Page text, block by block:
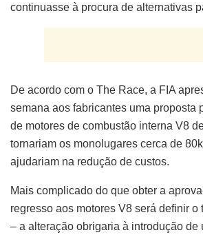
continuasse à procura de alternativas
De acordo com o The Race, a FIA
semana aos fabricantes uma proposta
de motores de combustão interna V8
tornariam os monolugares cerca de
ajudariam na redução de custos.
Mais complicado do que obter a
regresso aos motores V8 será definir o
– a alteração obrigaria à introdução de